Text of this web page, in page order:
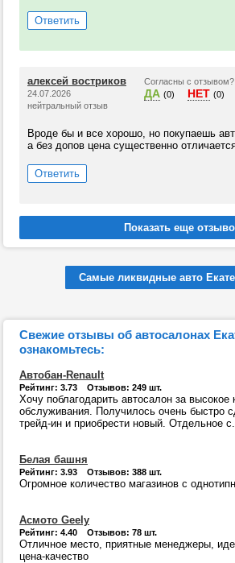
Ответить
алексей востриков
24.07.2026
нейтральный отзыв
Согласны с отзывом?
ДА (0) НЕТ (0)
Вроде бы и все хорошо, но покупаешь
а без допов цена существенно
Ответить
Самые ликвидные авто
Свежие отзывы об автосалонах
ознакомьтесь:
Автобан-Renault
Рейтинг: 3.73 Отзывов: 249 шт.
Хочу поблагодарить автосалон за высокое
обслуживания. Получилось очень быстро
трейд-ин и приобрести новый. Отдельное
Белая башня
Рейтинг: 3.93 Отзывов: 388 шт.
Огромное количество магазинов с
Асмото Geely
Рейтинг: 4.40 Отзывов: 78 шт.
Отличное место, приятные менеджеры,
цена-качество